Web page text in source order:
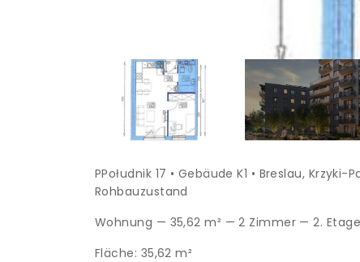
PPołudnik 17 • Gebäude K1 • Breslau,
Rohbauzustand
Wohnung — 35,62 m² — 2 Zimmer — 2. Etage
Fläche: 35,62 m²